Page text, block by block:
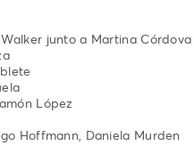
junto a Martina Córdova
López
Hoffmann, Daniela Murden